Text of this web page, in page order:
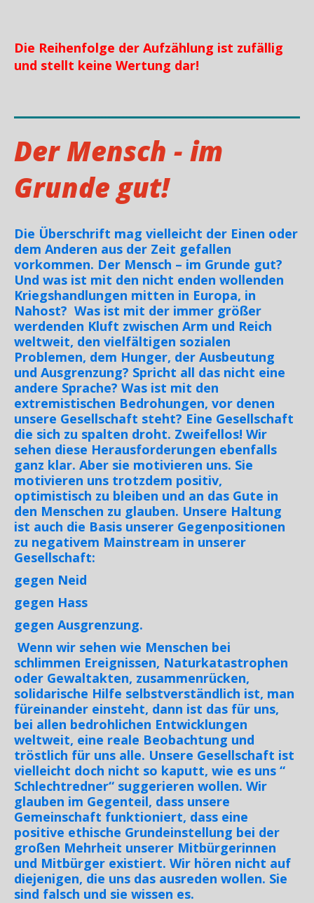
Die Reihenfolge der Aufzählung ist zufällig
und stellt keine Wertung dar!
Der Mensch - im
Grunde gut!
Die Überschrift mag vielleicht der Einen oder
dem Anderen aus der Zeit gefallen
vorkommen. Der Mensch – im Grunde gut?
Und was ist mit den nicht enden wollenden
Kriegshandlungen mitten in Europa, in
Nahost? Was ist mit der immer größer
werdenden Kluft zwischen Arm und Reich
weltweit, den vielfältigen sozialen
Problemen, dem Hunger, der Ausbeutung
und Ausgrenzung? Spricht all das nicht eine
andere Sprache? Was ist mit den
extremistischen Bedrohungen, vor denen
unsere Gesellschaft steht? Eine Gesellschaft
die sich zu spalten droht. Zweifellos! Wir
sehen diese Herausforderungen ebenfalls
ganz klar. Aber sie motivieren uns. Sie
motivieren uns trotzdem positiv,
optimistisch zu bleiben und an das Gute in
den Menschen zu glauben. Unsere Haltung
ist auch die Basis unserer Gegenpositionen
zu negativem Mainstream in unserer
Gesellschaft:
gegen Neid
gegen Hass
gegen Ausgrenzung.
Wenn wir sehen wie Menschen bei
schlimmen Ereignissen, Naturkatastrophen
oder Gewaltakten, zusammenrücken,
solidarische Hilfe selbstverständlich ist, man
füreinander einsteht, dann ist das für uns,
bei allen bedrohlichen Entwicklungen
weltweit, eine reale Beobachtung und
tröstlich für uns alle. Unsere Gesellschaft ist
vielleicht doch nicht so kaputt, wie es uns “
Schlechtredner“ suggerieren wollen. Wir
glauben im Gegenteil, dass unsere
Gemeinschaft funktioniert, dass eine
positive ethische Grundeinstellung bei der
großen Mehrheit unserer Mitbürgerinnen
und Mitbürger existiert. Wir hören nicht auf
diejenigen, die uns das ausreden wollen. Sie
sind falsch und sie wissen es.